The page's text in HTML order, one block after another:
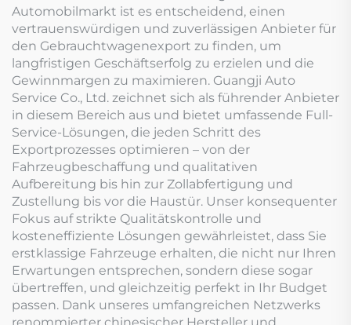
Automobilmarkt ist es entscheidend, einen
vertrauenswürdigen und zuverlässigen Anbieter für
den Gebrauchtwagenexport zu finden, um
langfristigen Geschäftserfolg zu erzielen und die
Gewinnmargen zu maximieren. Guangji Auto
Service Co., Ltd. zeichnet sich als führender Anbieter
in diesem Bereich aus und bietet umfassende Full-
Service-Lösungen, die jeden Schritt des
Exportprozesses optimieren – von der
Fahrzeugbeschaffung und qualitativen
Aufbereitung bis hin zur Zollabfertigung und
Zustellung bis vor die Haustür. Unser konsequenter
Fokus auf strikte Qualitätskontrolle und
kosteneffiziente Lösungen gewährleistet, dass Sie
erstklassige Fahrzeuge erhalten, die nicht nur Ihren
Erwartungen entsprechen, sondern diese sogar
übertreffen, und gleichzeitig perfekt in Ihr Budget
passen. Dank unseres umfangreichen Netzwerks